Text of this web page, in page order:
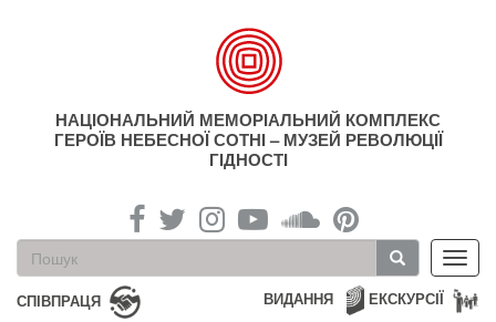
НАЦІОНАЛЬНИЙ МЕМОРІАЛЬНИЙ КОМПЛЕКС
ГЕРОЇВ НЕБЕСНОЇ СОТНІ – МУЗЕЙ РЕВОЛЮЦІЇ
ГІДНОСТІ
Пошукова
форма
Пошук
СПІВПРАЦЯ ЕКСКУРСІЇ
ВИДАННЯ